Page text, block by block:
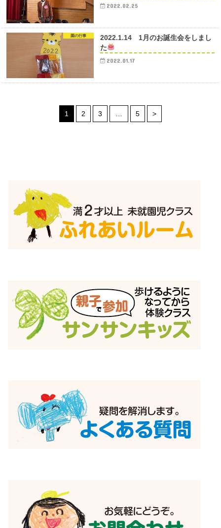
2022.02.25
園の行事
2022.1.14 1月のお誕生会をしまし
た
2022.01.17
1 2 3 … 5 >